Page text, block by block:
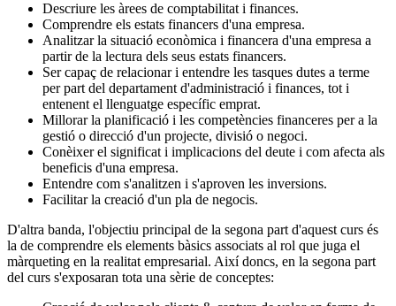
Descriure les àrees de comptabilitat i finances.
Comprendre els estats financers d'una empresa.
Analitzar la situació econòmica i financera d'una empresa a
partir de la lectura dels seus estats financers.
Ser capaç de relacionar i entendre les tasques dutes a terme
per part del departament d'administració i finances, tot i
entenent el llenguatge específic emprat.
Millorar la planificació i les competències financeres per a la
gestió o direcció d'un projecte, divisió o negoci.
Conèixer el significat i implicacions del deute i com afecta als
beneficis d'una empresa.
Entendre com s'analitzen i s'aproven les inversions.
Facilitar la creació d'un pla de negocis.
D'altra banda, l'objectiu principal de la segona part d'aquest curs és
la de comprendre els elements bàsics associats al rol que juga el
màrqueting en la realitat empresarial. Així doncs, en la segona part
del curs s'exposaran tota una sèrie de conceptes: